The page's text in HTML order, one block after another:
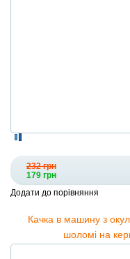
232 грн
179 грн
Додати до порівняння
Качка в машину з
шоломі на